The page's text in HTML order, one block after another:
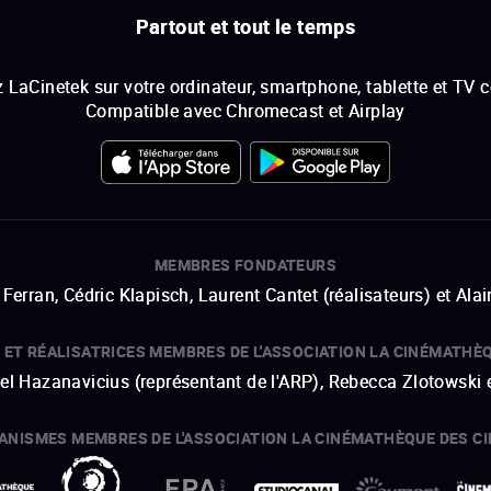
Partout et tout le temps
LaCinetek sur votre ordinateur, smartphone, tablette et TV
Compatible avec Chromecast et Airplay
MEMBRES FONDATEURS
Cédric Klapisch, Laurent Cantet (réalisateurs) et
RÉALISATRICES MEMBRES DE L'ASSOCIATION LA
Hazanavicius (représentant de l'ARP), Rebecca
MEMBRES DE L'ASSOCIATION LA CINÉMATHÈQUE DES